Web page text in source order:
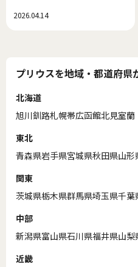
2026.04.14
プリウスを地域・都道府県
北海道
旭川釧路札幌帯広函館北見室蘭
東北
青森県岩手県宮城県秋田県山形
関東
茨城県栃木県群馬県埼玉県千葉
中部
新潟県富山県石川県福井県山梨
近畿